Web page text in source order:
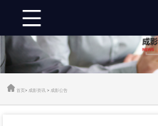
成
首页> 成影资讯 > 成影公告